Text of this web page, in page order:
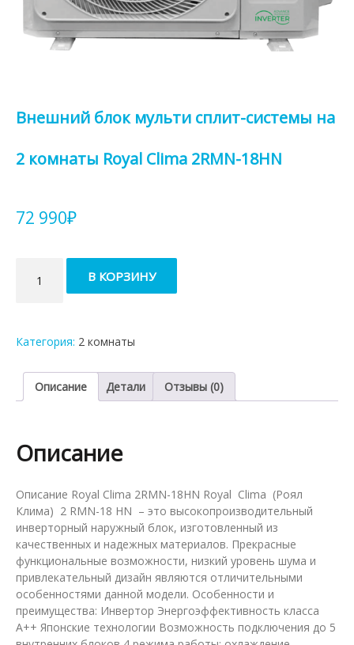
Внешний блок мульти сплит-системы на
2 комнаты Royal Clima 2RMN-18HN
72 990₽
товара
сплит-
2
Clima
2RMN-
В КОРЗИНУ
Категория: 2 комнаты
Описание Детали Отзывы (0)
Описание
Описание Royal Clima 2RMN-18HN Royal Clima (Роял
Клима) 2 RMN-18 HN – это высокопроизводительный
инверторный наружный блок, изготовленный из
качественных и надежных материалов. Прекрасные
функциональные возможности, низкий уровень шума и
привлекательный дизайн являются отличительными
особенностями данной модели. Особенности и
преимущества: Инвертор Энергоэффективность класса
А++ Японские технологии Возможность подключения до 5